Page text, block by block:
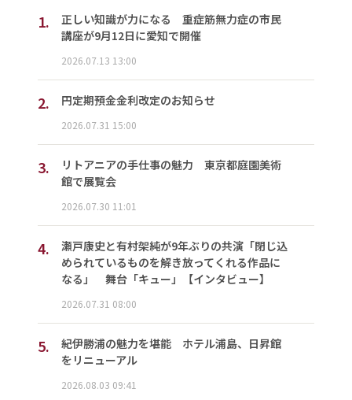
1.
正しい知識が力になる 重症筋無力症の市民
講座が9月12日に愛知で開催
2026.07.13 13:00
2. 円定期預金金利改定のお知らせ
2026.07.31 15:00
3.
リトアニアの手仕事の魅力 東京都庭園美術
館で展覧会
2026.07.30 11:01
4.
瀬戸康史と有村架純が9年ぶりの共演「閉じ込
められているものを解き放ってくれる作品に
なる」 舞台「キュー」【インタビュー】
2026.07.31 08:00
5.
紀伊勝浦の魅力を堪能 ホテル浦島、日昇館
をリニューアル
2026.08.03 09:41